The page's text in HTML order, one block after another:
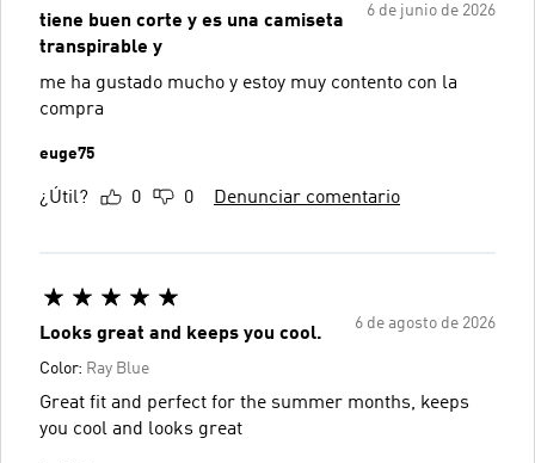
6 de junio de 2026
tiene buen corte y es una camiseta
transpirable y
me ha gustado mucho y estoy muy contento con la
compra
euge75
¿Útil? 0 0 Denunciar comentario
6 de agosto de 2026
Looks great and keeps you cool.
Color: Ray Blue
Great fit and perfect for the summer months, keeps
you cool and looks great